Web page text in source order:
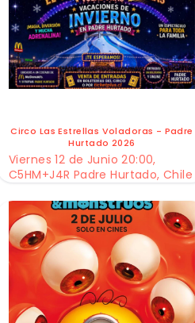
Circo Las Estrellas Voladoras - Padre
Hurtado 2026
Viernes 12 de Junio 20:00,
C5HM+J4R Padre Hurtado, Chile